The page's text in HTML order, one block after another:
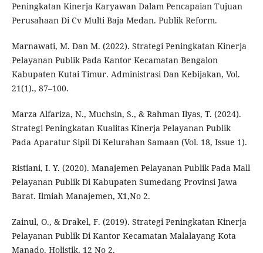
Peningkatan Kinerja Karyawan Dalam Pencapaian Tujuan
Perusahaan Di Cv Multi Baja Medan. Publik Reform.
Marnawati, M. Dan M. (2022). Strategi Peningkatan Kinerja
Pelayanan Publik Pada Kantor Kecamatan Bengalon
Kabupaten Kutai Timur. Administrasi Dan Kebijakan, Vol.
21(1)., 87–100.
Marza Alfariza, N., Muchsin, S., & Rahman Ilyas, T. (2024).
Strategi Peningkatan Kualitas Kinerja Pelayanan Publik
Pada Aparatur Sipil Di Kelurahan Samaan (Vol. 18, Issue 1).
Ristiani, I. Y. (2020). Manajemen Pelayanan Publik Pada Mall
Pelayanan Publik Di Kabupaten Sumedang Provinsi Jawa
Barat. Ilmiah Manajemen, X1,No 2.
Zainul, O., & Drakel, F. (2019). Strategi Peningkatan Kinerja
Pelayanan Publik Di Kantor Kecamatan Malalayang Kota
Manado. Holistik, 12 No 2.